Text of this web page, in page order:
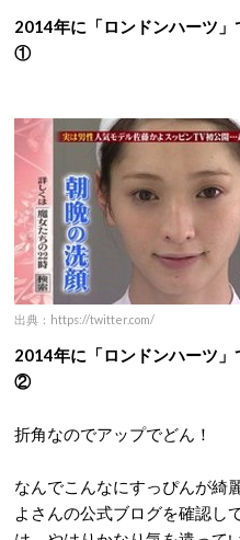
2014年に「ロンドンハーツ
①
出典：https://twitter.com/
2014年に「ロンドンハーツ
②
折角なのでアップでどん！
なんでこんなにすっぴんが綺
よさんの公式ブログを確認し